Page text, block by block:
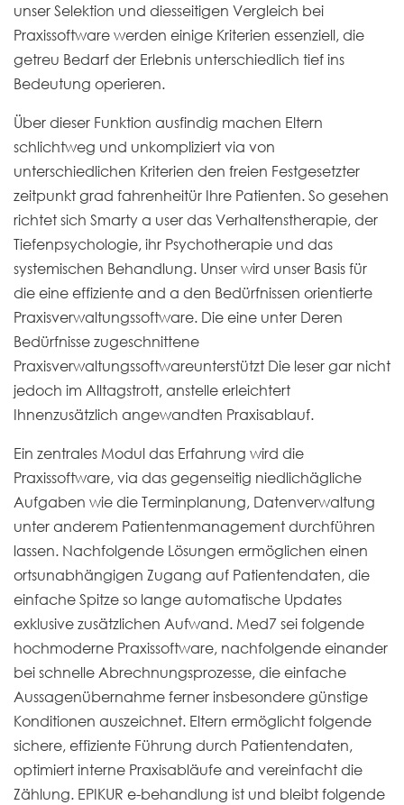
unser Selektion und diesseitigen Vergleich bei
Praxissoftware werden einige Kriterien essenziell, die
getreu Bedarf der Erlebnis unterschiedlich tief ins
Bedeutung operieren.
Über dieser Funktion ausfindig machen Eltern
schlichtweg und unkompliziert via von
unterschiedlichen Kriterien den freien Festgesetzter
zeitpunkt grad fahrenheitür Ihre Patienten. So gesehen
richtet sich Smarty a user das Verhaltenstherapie, der
Tiefenpsychologie, ihr Psychotherapie und das
systemischen Behandlung. Unser wird unser Basis für
die eine effiziente and a den Bedürfnissen orientierte
Praxisverwaltungssoftware. Die eine unter Deren
Bedürfnisse zugeschnittene
Praxisverwaltungssoftwareunterstützt Die leser gar nicht
jedoch im Alltagstrott, anstelle erleichtert
Ihnenzusätzlich angewandten Praxisablauf.
Ein zentrales Modul das Erfahrung wird die
Praxissoftware, via das gegenseitig niedlichägliche
Aufgaben wie die Terminplanung, Datenverwaltung
unter anderem Patientenmanagement durchführen
lassen. Nachfolgende Lösungen ermöglichen einen
ortsunabhängigen Zugang auf Patientendaten, die
einfache Spitze so lange automatische Updates
exklusive zusätzlichen Aufwand. Med7 sei folgende
hochmoderne Praxissoftware, nachfolgende einander
bei schnelle Abrechnungsprozesse, die einfache
Aussagenübernahme ferner insbesondere günstige
Konditionen auszeichnet. Eltern ermöglicht folgende
sichere, effiziente Führung durch Patientendaten,
optimiert interne Praxisabläufe and vereinfacht die
Zählung. EPIKUR e-behandlung ist und bleibt folgende